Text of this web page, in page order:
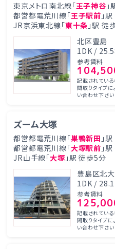
東京メトロ南北線「王子神谷
都営都電荒川線「王子駅前 」
JR京浜東北線「東十条 」駅 徒
北区豊島
1DK /
参考賃料
記載されている
間取りタイプ
い合わせ下さい
ズーム大塚
都営都電荒川線「巣鴨新田 」
都営都電荒川線「大塚駅前 」
JR山手線「大塚 」駅 徒歩5分
豊島区北
1DK /
参考賃料
記載されている
間取りタイプ
い合わせ下さい